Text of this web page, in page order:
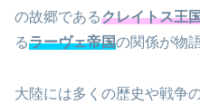
の故郷であるクレイトス王
るラーヴェ帝国の関係が物
大陸には多くの歴史や戦争